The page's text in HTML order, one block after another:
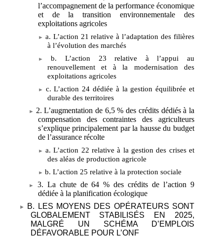
l’accompagnement de la performance économique
et de la transition environnementale des
exploitations agricoles
a. L’action 21 relative à l’adaptation des filières
à l’évolution des marchés
b. L’action
23 relative à l’appui au
renouvellement et à la modernisation des
exploitations agricoles
c. L’action 24 dédiée à la gestion équilibrée et
durable des territoires
2. L’augmentation de 6,5 % des crédits dédiés à la
compensation des contraintes des agriculteurs
s’explique principalement par la hausse du budget
de l’assurance récolte
a. L’action 22 relative à la gestion des crises et
des aléas de production agricole
b. L’action 25 relative à la protection sociale
3. La chute de 64 % des crédits de l’action 9
dédiée à la planification écologique
B. LES MOYENS DES OPÉRATEURS SONT
GLOBALEMENT STABILISÉS EN 2025,
MALGRÉ UN SCHÉMA D’EMPLOIS
DÉFAVORABLE POUR L’ONF